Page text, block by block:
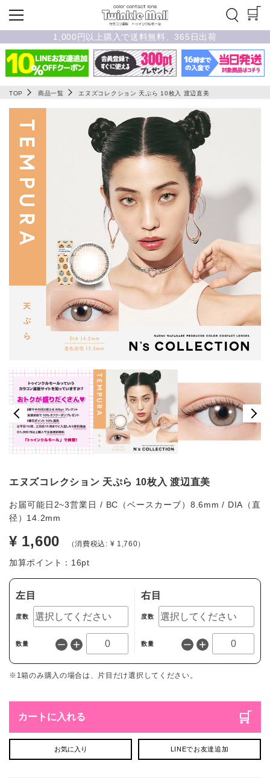
1,000円以上購入で送料無料、365日出荷
TOP 商品一覧 エヌズコレクション 天ぷら 10枚入 渡辺直美
エヌズコレクション 天ぷら 10枚入 渡辺直美
お届可能日2~3営業日 / BC（ベースカーブ）8.6mm / DIA（直
径）14.2mm
¥ 1,600 （消費税込: ¥ 1,760）
加算ポイント： 16pt
左目
度数
数量
右目
度数
数量
※1箱のみ購入の場合は、片目だけ選択してください。
カートに入れる
お気に入り LINEでお友達追加